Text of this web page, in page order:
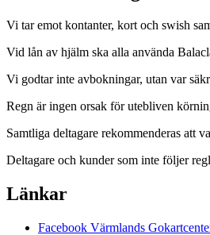
Vi tar emot kontanter, kort och swish
Vid lån av hjälm ska alla använda
Vi godtar inte avbokningar, utan var
Regn är ingen orsak för utebliven
Samtliga deltagare rekommenderas att
Deltagare och kunder som inte följer
Länkar
Facebook Värmlands